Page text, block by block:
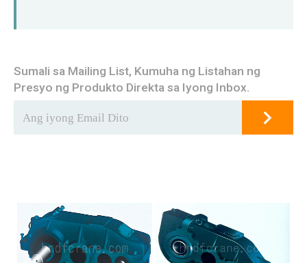
Sumali sa Mailing List, Kumuha ng Listahan ng
Presyo ng Produkto Direkta sa Iyong Inbox.